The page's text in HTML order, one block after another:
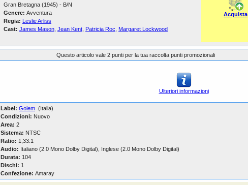
Gran Bretagna (1945) - B/N
Genere: Avventura
Regia: Leslie Arliss
Cast: James Mason Jean Kent Patricia Roc Margaret Lockwood
Acquista
Questo articolo vale 2 punti per la tua raccolta punti promozionali
Ulteriori informazioni
Label: Golem (Italia)
Condizioni: Nuovo
Area: 2
Sistema: NTSC
Ratio: 1,33:1
Audio: Italiano (2.0 Mono Dolby Digital), Inglese (2.0 Mono Dolby Digital)
Durata: 104
Dischi: 1
Confezione: Amaray